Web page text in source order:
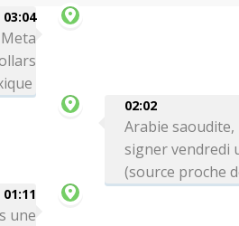
03:04
02:02
Arabie
signer vendredi
(source proche
01:11
une